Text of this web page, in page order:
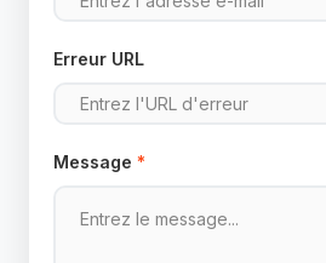
Erreur URL
Message *